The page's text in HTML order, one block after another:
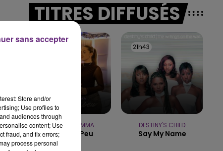
TITRES DIFFUSÉS
JUNGELI & EMMA
Juste Un Peu
21h43
21h43
DESTINY'S CHILD
Say My Name
Store and/or
Use profiles to
audiences through
content; Use
fraud, and fix errors;
process personal
sans accepter